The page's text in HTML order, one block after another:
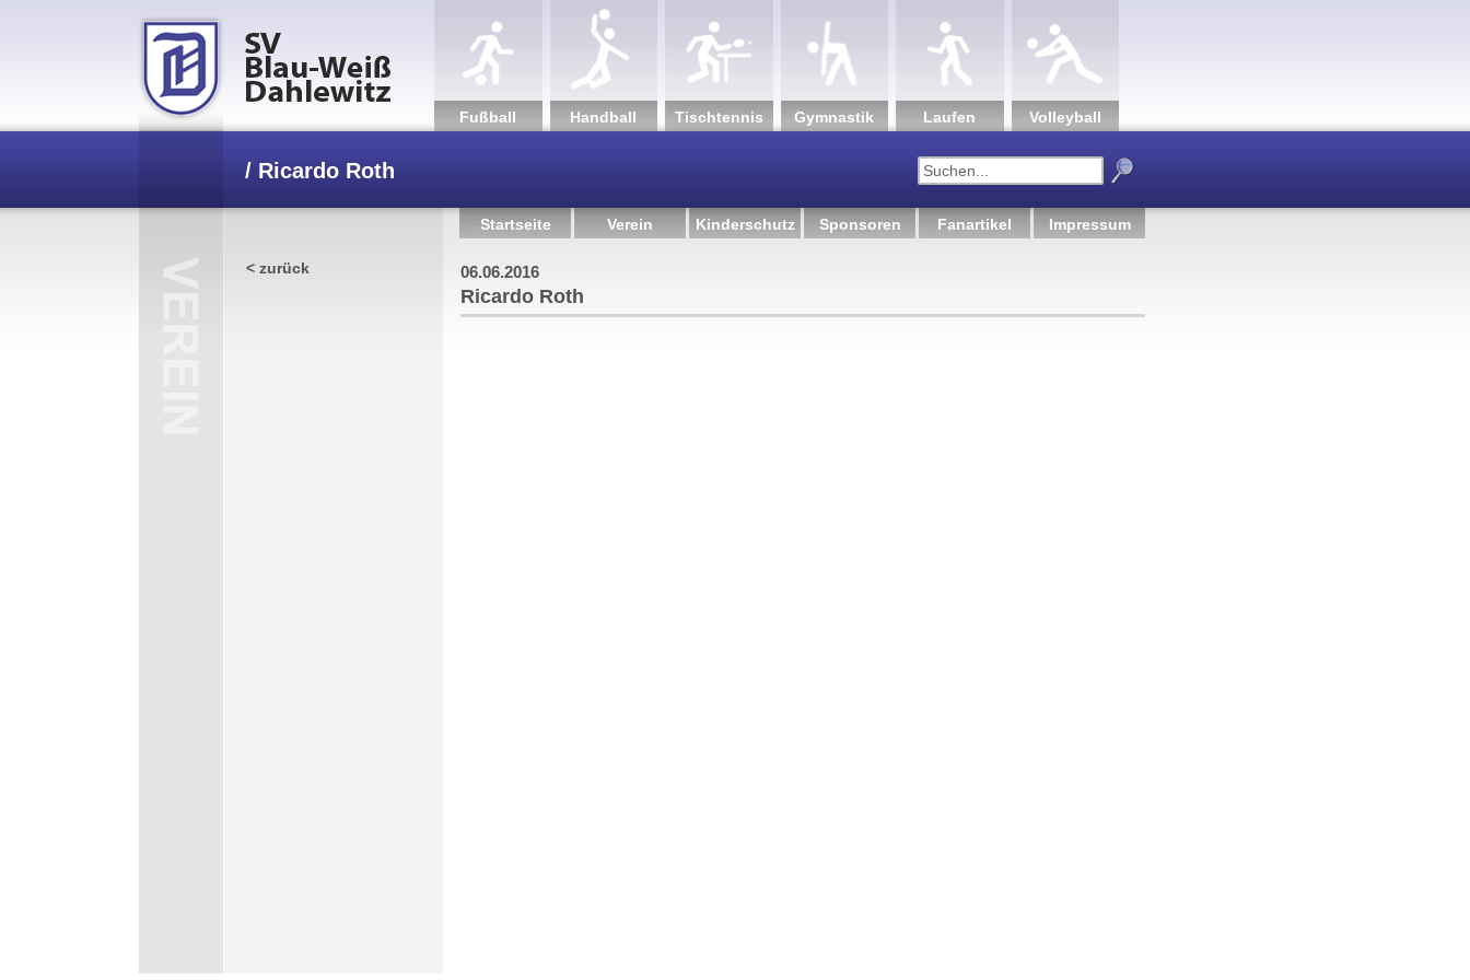
Fuß­ball Hand­ball Tisch­tennis Gym­nastik Lau­fen Volley­ball
/ Ricardo Roth
< zurück
Startseite Verein Kinderschutz Sponsoren Fanartikel Impressum
06.06.2016
Ricardo Roth